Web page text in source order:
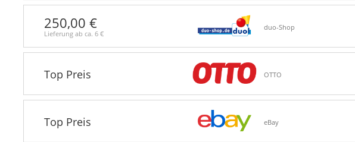
250,00 €
Lieferung ab ca. 6 €
duo-Shop
Top Preis OTTO
Top Preis eBay